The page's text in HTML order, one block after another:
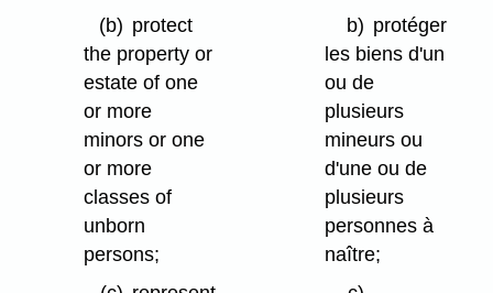
(b) protect
the property or
estate of one
or more
minors or one
or more
classes of
unborn
persons;
b) protéger
les biens d'un
ou de
plusieurs
mineurs ou
d'une ou de
plusieurs
personnes à
naître;